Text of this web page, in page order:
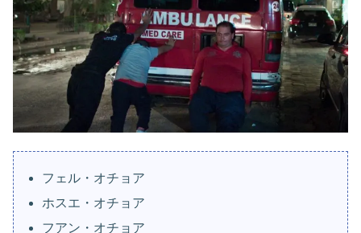
フェル・オチョア
ホスエ・オチョア
フアン・オチョア